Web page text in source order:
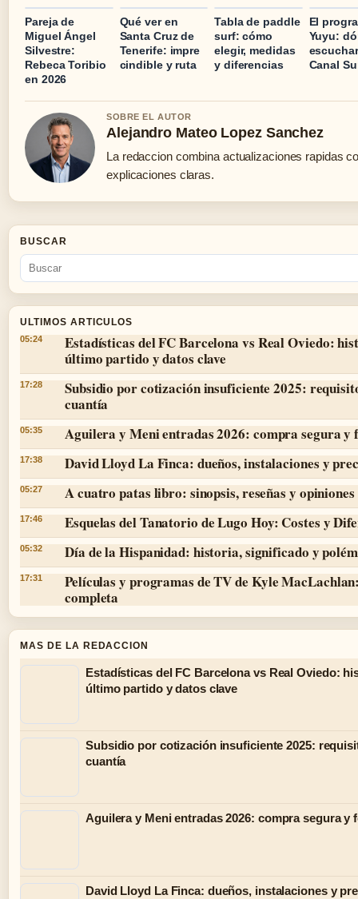
Pareja de
Miguel Ángel
Silvestre:
Rebeca Toribio
en 2026
Qué ver en
Santa Cruz de
Tenerife: impre
cindible y ruta
Tabla de paddle
surf: cómo
elegir, medidas
y diferencias
El
Yuyu:
Canal
SOBRE EL AUTOR
Alejandro Mateo Lopez Sanchez
La redaccion combina actualizaciones rapidas
explicaciones claras.
BUSCAR
ULTIMOS ARTICULOS
05:24
Estadísticas del FC Barcelona vs Real Oviedo:
último partido y datos clave
17:28
Subsidio por cotización insuficiente 2025:
cuantía
05:35 Aguilera y Meni entradas 2026: compra segura y
17:38 David Lloyd La Finca: dueños, instalaciones y
05:27 A cuatro patas libro: sinopsis, reseñas y opiniones
17:46 Esquelas del Tanatorio de Lugo Hoy: Costes y
05:32 Día de la Hispanidad: historia, significado y
17:31
Películas y programas de TV de Kyle
completa
MAS DE LA REDACCION
Estadísticas del FC Barcelona vs Real Oviedo:
último partido y datos clave
Subsidio por cotización insuficiente 2025:
cuantía
Aguilera y Meni entradas 2026: compra segura y
David Lloyd La Finca: dueños, instalaciones y